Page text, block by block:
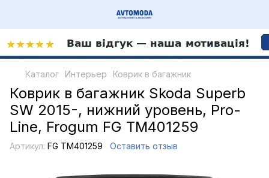
Каталог Интерьер Коврик в багажник
Коврик в багажник Skoda Superb
SW 2015-, нижний уровень, Pro-
Line, Frogum FG TM401259
Артикул: FG TM401259 Оставить отзыв